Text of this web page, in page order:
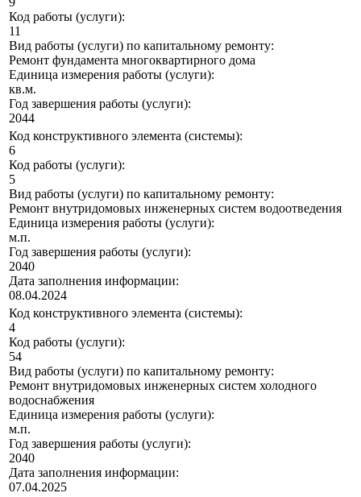
Код работы (услуги):
11
Вид работы (услуги) по капитальному ремонту:
Ремонт фундамента многоквартирного дома
Единица измерения работы (услуги):
кв.м.
Год завершения работы (услуги):
2044
Код конструктивного элемента (системы):
6
Код работы (услуги):
5
Вид работы (услуги) по капитальному ремонту:
Ремонт внутридомовых инженерных систем водоотведения
Единица измерения работы (услуги):
м.п.
Год завершения работы (услуги):
2040
Дата заполнения информации:
08.04.2024
Код конструктивного элемента (системы):
4
Код работы (услуги):
54
Вид работы (услуги) по капитальному ремонту:
Ремонт внутридомовых инженерных систем холодного
водоснабжения
Единица измерения работы (услуги):
м.п.
Год завершения работы (услуги):
2040
Дата заполнения информации:
07.04.2025